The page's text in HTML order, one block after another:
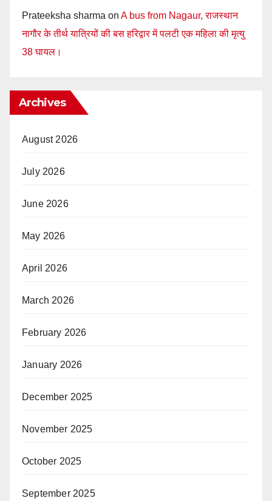
Prateeksha sharma on A bus from Nagaur, राजस्थान
नागौर के तीर्थ यात्रियों की बस हरिद्वार में पलटी एक महिला की मृत्यु
38 घायल।
Archives
August 2026
July 2026
June 2026
May 2026
April 2026
March 2026
February 2026
January 2026
December 2025
November 2025
October 2025
September 2025